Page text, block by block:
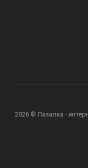
2026 © Лазалка -